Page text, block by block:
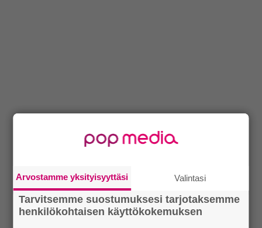
Arvostamme yksityisyyttäsi Valintasi
Tarvitsemme suostumuksesi tarjotaksemme
henkilökohtaisen käyttökokemuksen